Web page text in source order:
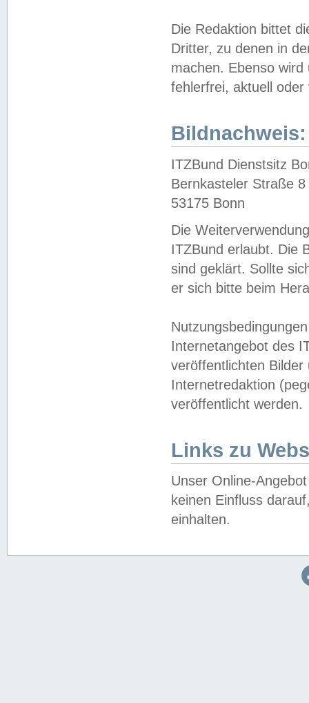
Die Redaktion bittet
Dritter, zu denen in
machen. Ebenso
fehlerfrei, aktuell oder
Bildnachweis:
ITZBund Dienstsitz
Bernkasteler Straße 8
53175 Bonn
Die
ITZBund erlaubt. Die
sind geklärt. Sollte
er sich bitte beim
Internetangebot des
veröffentlichten
Internetredaktion
veröffentlicht werden.
Links zu
Unser Online-
keinen Einfluss
einhalten.